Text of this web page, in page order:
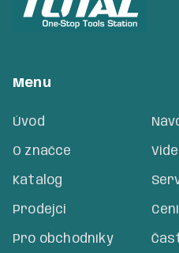
Menu
Úvod
O značce
Katalog
Prodejci
Pro obchodníky